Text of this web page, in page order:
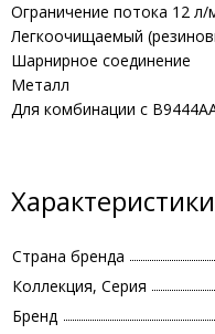
Ограничение потока 12 л/
Легкоочищаемый
Шарнирное соединение
Металл
Для комбинации с
Характеристики
Страна бренда
Коллекция, Серия
Бренд